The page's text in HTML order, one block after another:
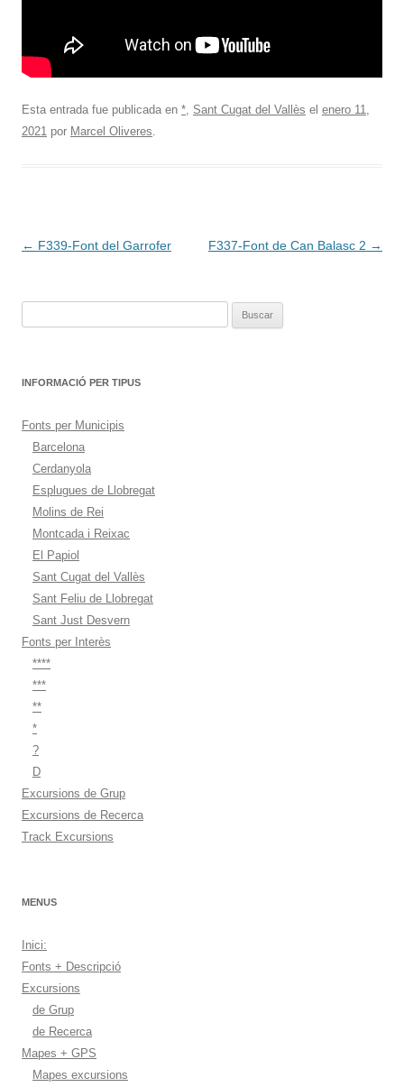
Esta entrada fue publicada en *, Sant Cugat del Vallès el enero 11,
2021 por Marcel Oliveres.
Navegación
← F339-Font del Garrofer F337-Font de Can Balasc 2 →
INFORMACIÓ PER TIPUS
Fonts per Municipis
Barcelona
Cerdanyola
Esplugues de Llobregat
Molins de Rei
Montcada i Reixac
El Papiol
Sant Cugat del Vallès
Sant Feliu de Llobregat
Sant Just Desvern
Fonts per Interès
****
***
**
*
?
D
Excursions de Grup
Excursions de Recerca
Track Excursions
MENUS
Inici:
Fonts + Descripció
Excursions
de Grup
de Recerca
Mapes + GPS
Mapes excursions